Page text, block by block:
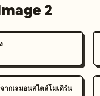
2
ากเลมอนสไตล์โมเดิร์น